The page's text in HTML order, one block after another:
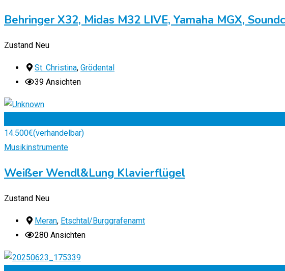
Behringer X32, Midas M32 LIVE, Yamaha MGX,
Zustand Neu
St. Christina, Grödental
39 Ansichten
14.500€(verhandelbar)
Musikinstrumente
Weißer Wendl&Lung Klavierflügel
Zustand Neu
Meran, Etschtal/Burggrafenamt
280 Ansichten